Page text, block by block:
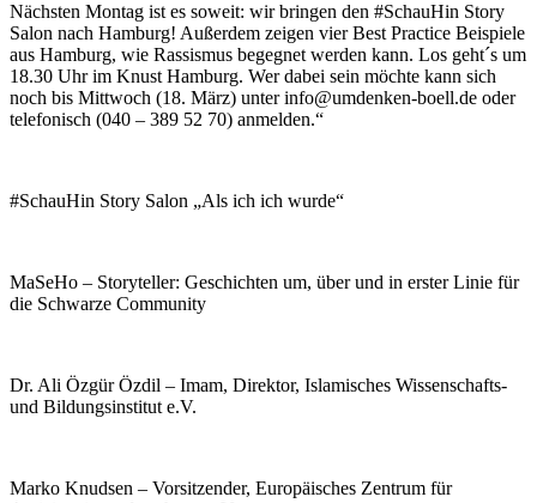
Nächsten Montag ist es soweit: wir bringen den ‪#‎SchauHin Story
Salon nach Hamburg! Außerdem zeigen vier Best Practice Beispiele
aus Hamburg, wie Rassismus begegnet werden kann. Los geht´s um
18.30 Uhr im Knust Hamburg. Wer dabei sein möchte kann sich
noch bis Mittwoch (18. März) unter info@umdenken-boell.de oder
telefonisch (040 – 389 52 70) anmelden.“
#SchauHin Story Salon „Als ich ich wurde“
MaSeHo – Storyteller: Geschichten um, über und in erster Linie für
die Schwarze Community
Dr. Ali Özgür Özdil – Imam, Direktor, Islamisches Wissenschafts-
und Bildungsinstitut e.V.
Marko Knudsen – Vorsitzender, Europäisches Zentrum für